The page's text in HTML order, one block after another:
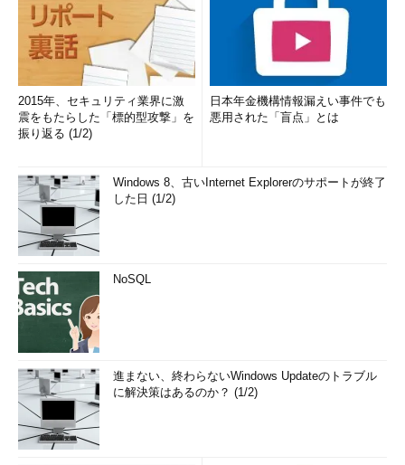
Systems（Microsoft）
Linux Integration Components for Windows Server 2008
Hyper-V R2
（Microsoft）
本稿では、Windows Server 2008 R2に標準付属の仮想化機能
「Hyper-V 2.0」の新機能を中心に見てきた。各強化内容のさら
後の連載で詳しく解説していく予定だ。
質新世代サーバOSの真の実力を知る ――
2015年、セキュリティ業界に激
震をもたらした「標的型攻撃」を
振り返る (1/2)
日本年金機構情報漏えい事件でも
悪用された「盲点」とは
Windows 8、古いInternet Explorerのサポートが終了
した日 (1/2)
NoSQL
進まない、終わらないWindows Updateのトラブル
に解決策はあるのか？ (1/2)